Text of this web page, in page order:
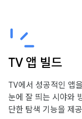
TV 앱 빌드
TV에서 성공적인 앱
눈에 잘 띄는 시야와
단한 탐색 기능을 제